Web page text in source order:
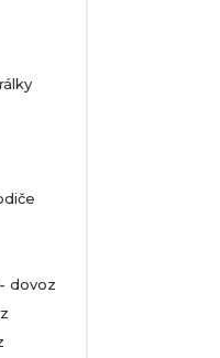
dovoz